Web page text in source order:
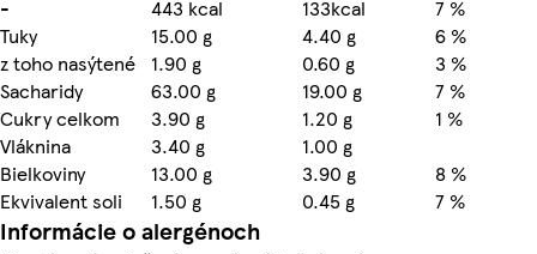
- 443 kcal 133kcal
7 %
Tuky
15.00 g 4.40 g
6 %
z toho nasýtené
1.90 g 0.60 g
3 %
Sacharidy
63.00 g 19.00 g
7 %
Cukry celkom
3.90 g 1.20 g
1 %
Vláknina
3.40 g
1.00 g
Bielkoviny
13.00 g 3.90 g
8 %
Ekvivalent soli
1.50 g 0.45 g 7 %
Informácie o alergénoch